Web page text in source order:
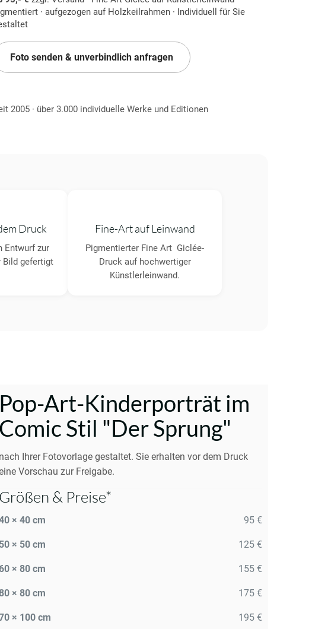
· aufgezogen auf Holzkeilrahmen · Individuell für Sie
Foto senden & unverbindlich anfragen
2005 · über 3.000 individuelle Werke und Editionen
Druck
Entwurf zur
Bild gefertigt
Fine-Art auf Leinwand
Pigmentierter Fine Art Giclée-
Druck auf hochwertiger
Künstlerleinwand.
Pop-Art-Kinderporträt im
Comic Stil "Der Sprung"
nach Ihrer Fotovorlage gestaltet. Sie erhalten vor dem Druck
Vorschau zur Freigabe.
Größen & Preise*
× 40 cm 95 €
50 × 50 cm 125 €
× 80 cm 155 €
× 80 cm 175 €
× 100 cm 195 €